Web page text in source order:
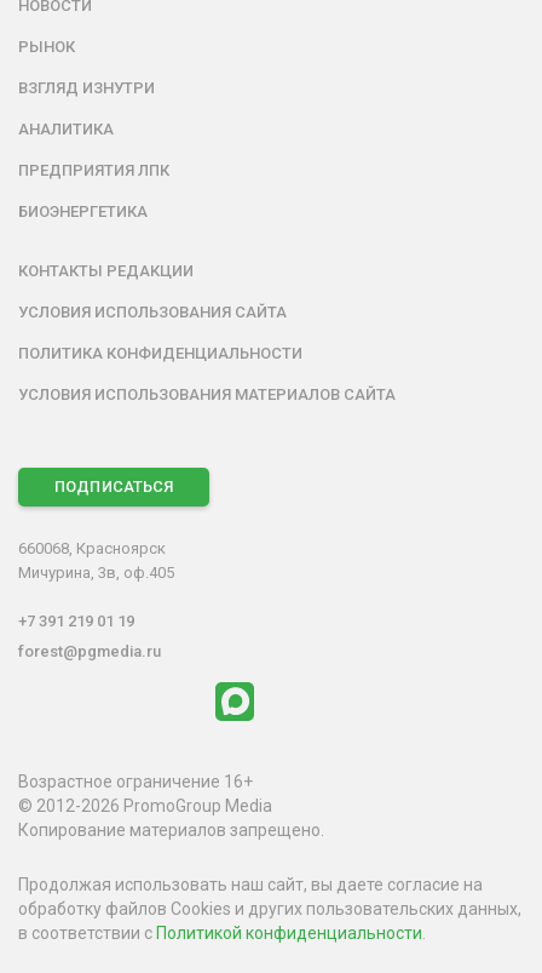
НОВОСТИ
РЫНОК
ВЗГЛЯД ИЗНУТРИ
АНАЛИТИКА
ПРЕДПРИЯТИЯ ЛПК
БИОЭНЕРГЕТИКА
КОНТАКТЫ РЕДАКЦИИ
УСЛОВИЯ ИСПОЛЬЗОВАНИЯ САЙТА
ПОЛИТИКА КОНФИДЕНЦИАЛЬНОСТИ
УСЛОВИЯ ИСПОЛЬЗОВАНИЯ МАТЕРИАЛОВ САЙТА
ПОДПИСАТЬСЯ
660068, Красноярск
Мичурина, 3в, оф.405
+7 391 219 01 19
forest@pgmedia.ru
Возрастное ограничение 16+
© 2012-2026 PromoGroup Media
Копирование материалов запрещено.
Продолжая использовать наш сайт, вы даете согласие на
обработку файлов Cookies и других пользовательских данных,
в соответствии с Политикой конфиденциальности